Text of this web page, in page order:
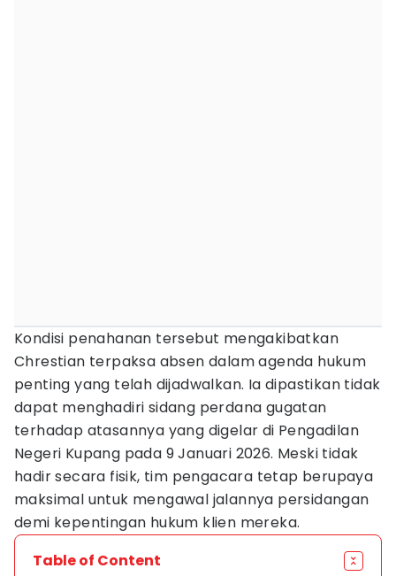
Kondisi penahanan tersebut mengakibatkan
Chrestian terpaksa absen dalam agenda hukum
penting yang telah dijadwalkan. Ia dipastikan tidak
dapat menghadiri sidang perdana gugatan
terhadap atasannya yang digelar di Pengadilan
Negeri Kupang pada 9 Januari 2026. Meski tidak
hadir secara fisik, tim pengacara tetap berupaya
maksimal untuk mengawal jalannya persidangan
demi kepentingan hukum klien mereka.
Table of Content